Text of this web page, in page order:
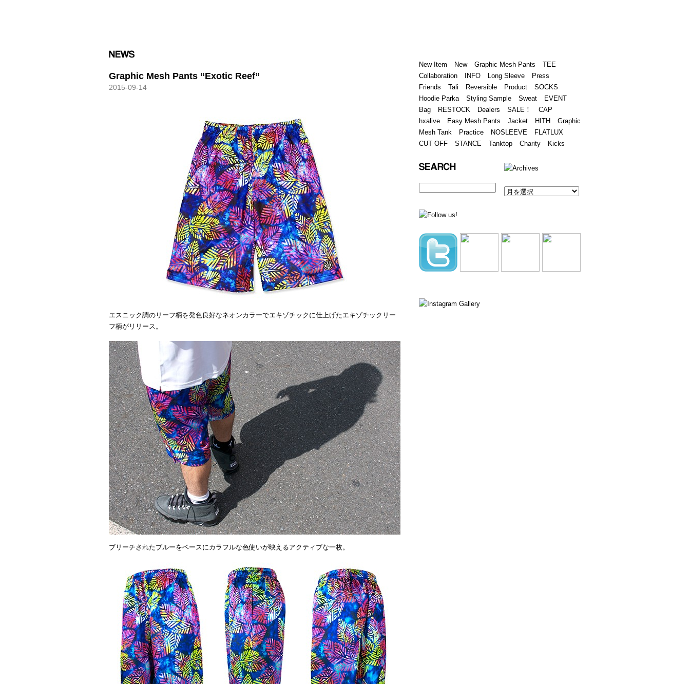
Graphic Mesh Pants “Exotic Reef”
2015-09-14
エスニック調のリーフ柄を発色良好なネオンカラーでエキゾチックに仕上げたエキゾチックリー
フ柄がリリース。
ブリーチされたブルーをベースにカラフルな色使いが映えるアクティブな一枚。
New Item New Graphic Mesh Pants
TEE
Collaboration
INFO Long Sleeve
Press
Friends
Tali Reversible Product
SOCKS
Hoodie Parka
Styling Sample Sweat
EVENT
Bag
RESTOCK Dealers SALE！
CAP
hxalive
Easy Mesh Pants Jacket HITH
Graphic
Mesh Tank
Practice NOSLEEVE
FLATLUX
CUT OFF
STANCE Tanktop Charity Kicks